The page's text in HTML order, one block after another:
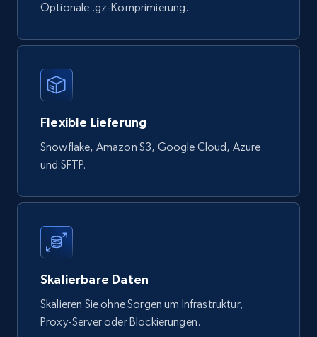
eCommerce
Product url, Category url, Part number,
Description, Manufacturer, Manufacturer url,
eCommerce
Optionale .gz-Komprimierung.
Flexible Lieferung
Snowflake, Amazon S3, Google Cloud, Azure
und SFTP.
Skalierbare Daten
Skalieren Sie ohne Sorgen um Infrastruktur,
Proxy-Server oder Blockierungen.